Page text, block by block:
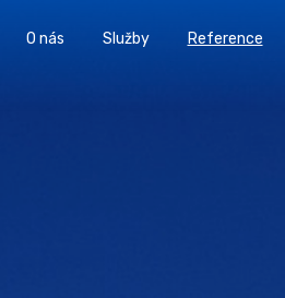
O nás Služby Reference